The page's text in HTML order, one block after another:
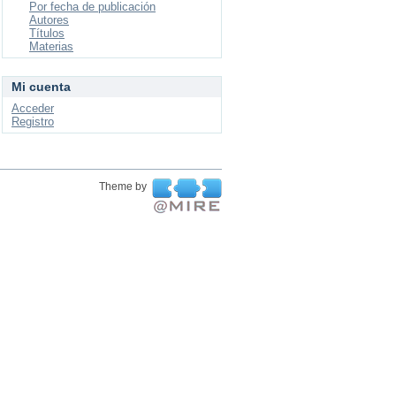
Por fecha de publicación
Autores
Títulos
Materias
Mi cuenta
Acceder
Registro
Theme by